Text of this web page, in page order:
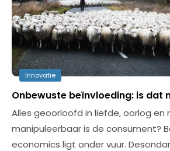
Innovatie
Onbewuste beïnvloeding: is dat
Alles geoorloofd in liefde, oorlog en
manipuleerbaar is de consument?
economics ligt onder vuur.